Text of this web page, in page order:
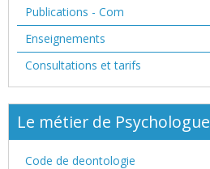
Publications - Com
Enseignements
Consultations et tarifs
Le métier de Psychologue
Code de deontologie